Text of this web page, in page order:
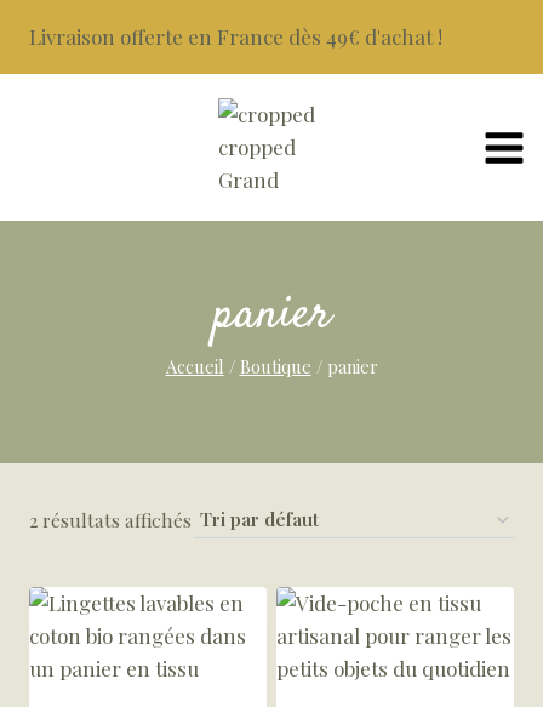
contenu
Livraison offerte en France dès 49€ d'achat !
panier
Accueil / Boutique / panier
2 résultats affichés